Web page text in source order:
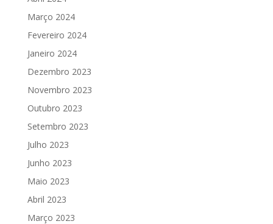
Março 2024
Fevereiro 2024
Janeiro 2024
Dezembro 2023
Novembro 2023
Outubro 2023
Setembro 2023
Julho 2023
Junho 2023
Maio 2023
Abril 2023
Março 2023